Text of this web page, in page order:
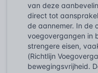
van deze
direct tot
de aannemer. In de
voegovergangen in
strengere eisen,
(Richtlijn
bewegingsvrijheid.